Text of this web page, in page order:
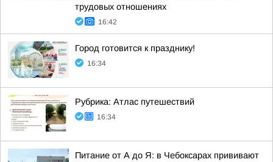
трудовых отношениях
16:42
Город готовится к празднику!
16:34
Рубрика: Атлас путешествий
16:34
Питание от А до Я: в Чебоксарах прививают